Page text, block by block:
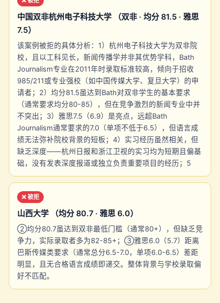
中国双非杭州电子科技大学 （双非 · 均分 81.5 · 雅思
7.5）
该案例被拒的具体分析：1）杭州电子科技大学为双非院
校，且以工科见长，新闻传播学并非其优势学科，Bath
Journalism专业在2011年时录取标准较高，倾向于招收
985/211或专业强校（如中国传媒大学、复旦大学）的申
请者；2）均分81.5虽达到Bath对双非学生的基本要求
（通常要求均分80-85），但在竞争激烈的新闻专业中并
不突出；3）雅思7.5（6.9）是亮点，远超Bath
Journalism通常要求的7.0（单项不低于6.5），但语言成
绩无法弥补院校背景的短板；4）实习经历虽然相关，但
缺乏深度——杭州日报和浙江卫视的实习均为短期且偏基
础，没有发表深度报道或独立负责重要项目的经历；5
❌ 被拒
山西大学 （均分 80.7 · 雅思 6.0）
②均分80.7虽达到双非最低门槛（通常80+），但缺乏竞
争力，实际录取者多为82-85+；③雅思6.0（5.7）距离
巴斯传媒类要求（通常总分6.5-7.0，单项6.0-6.5）差距
明显，且无合格语言成绩即递交。整体背景与学校录取偏
好不匹配。